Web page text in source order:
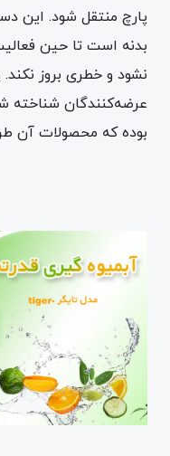
پارچ منتقل شود. این
بدنه است تا حین
نشود و خطری بروز نکند.
عرضه‌کنندگان شناخته
بوده که محصولات آن